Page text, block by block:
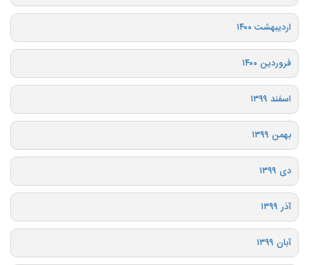
اردیبهشت ۱۴۰۰
فروردین ۱۴۰۰
اسفند ۱۳۹۹
بهمن ۱۳۹۹
دی ۱۳۹۹
آذر ۱۳۹۹
آبان ۱۳۹۹